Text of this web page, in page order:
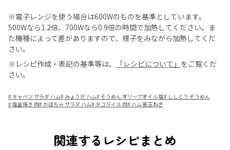
※電子レンジを使う場合は600Wのものを基準としています。
500Wなら1.2倍、700Wなら0.9倍の時間で加熱してください。ま
た機種によって差がありますので、様子をみながら加熱してくだ
さい。
※レシピ作成・表記の基準等は、
「レシピについて」 をご覧くだ
さい。
# キャベツ サラダ ハム# みょうが ハム#そうめん オリーブオイル 塩# ししとう そうめん
#塩釜焼き 肉# かぼちゃ サラダ ハム# タコライス 肉# ハム 新玉ねぎ
関連するレシピまとめ